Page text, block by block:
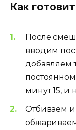
Как
После
вводим
добавляем
минут 15, и
Отбиваем